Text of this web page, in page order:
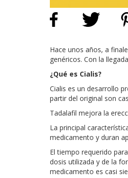
Hace unos años, a
genéricos. Con la
¿Qué es Cialis?
Cialis es un desarrollo
partir del original son
Tadalafil mejora la
La principal
medicamento y duran
El tiempo requerido
dosis utilizada y de la
medicamento es casi